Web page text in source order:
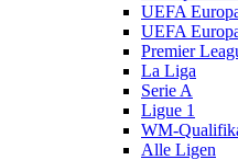
UEFA
UEFA
Premier
La Liga
Serie A
Ligue 1
WM-
Alle Ligen